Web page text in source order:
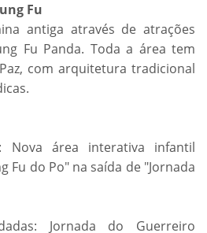
Fu
antiga através de atrações
Fu Panda. Toda a área tem
com arquitetura tradicional
Nova área interativa infantil
Fu do Po" na saída de "Jornada
Jornada do Guerreiro